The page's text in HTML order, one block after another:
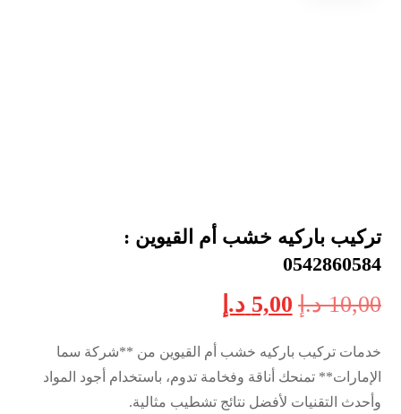
تركيب باركيه خشب أم القيوين :
0542860584
10,00 د.إ 5,00 د.إ
خدمات تركيب باركيه خشب أم القيوين من **شركة سما
الإمارات** تمنحك أناقة وفخامة تدوم، باستخدام أجود المواد
وأحدث التقنيات لأفضل نتائج تشطيب مثالية.